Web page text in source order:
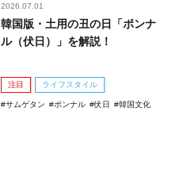
2026.07.01
韓国版・土用の丑の日「ポンナ
ル（伏日）」を解説！
注目 ライフスタイル
サムゲタン ポンナル 伏日 韓国文化